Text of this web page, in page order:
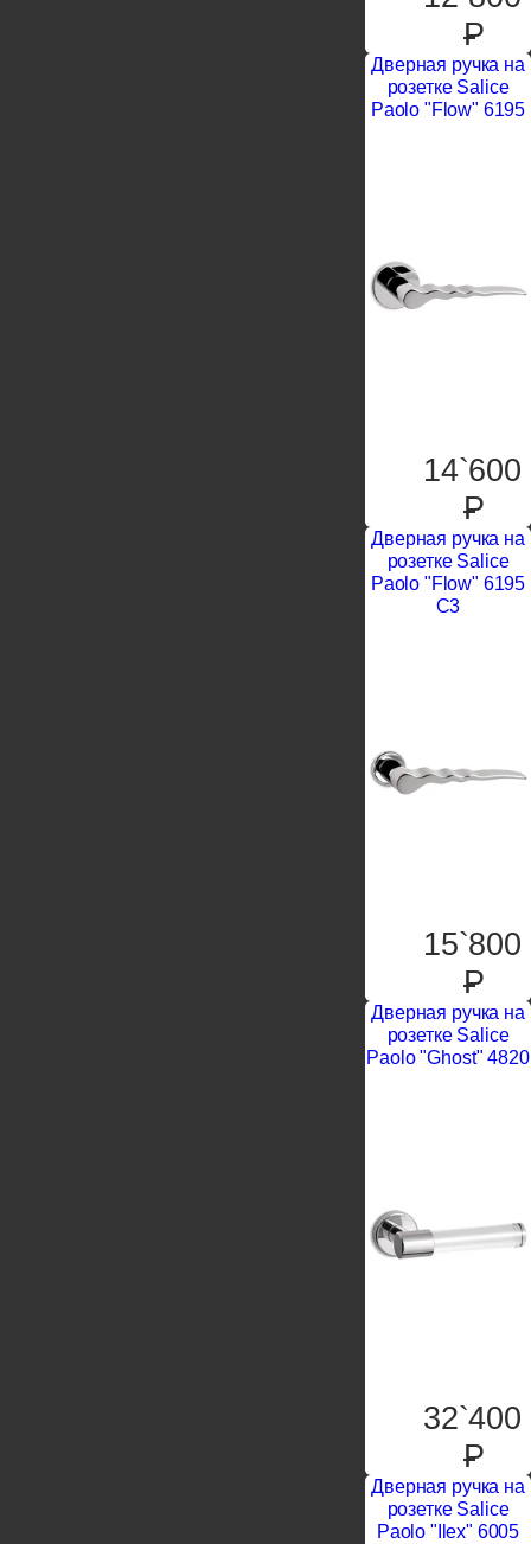
P
Дверная ручка на
розетке Salice
Paolo "Flow" 6195
14`600
P
Дверная ручка на
розетке Salice
Paolo "Flow" 6195
C3
15`800
P
Дверная ручка на
розетке Salice
Paolo "Ghost" 4820
32`400
P
Дверная ручка на
розетке Salice
Paolo "Ilex" 6005